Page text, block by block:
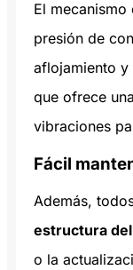
El
presión de
aflojamiento y
que ofrece
vibraciones
Fácil
Además,
estructura
o la